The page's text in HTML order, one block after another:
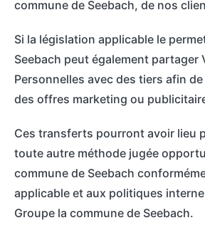
commune de Seebach, de nos
Si la législation applicable le
Seebach peut également partager
Personnelles avec des tiers afin
des offres marketing ou
Ces transferts pourront avoir lieu
toute autre méthode jugée
commune de Seebach
applicable et aux politiques
Groupe la commune de Seebach.